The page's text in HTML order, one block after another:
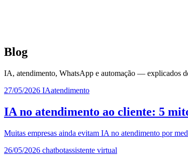
Blog
IA, atendimento, WhatsApp e automação — explicados
27/05/2026 IAatendimento
IA no atendimento ao cliente: 5
Muitas empresas ainda evitam IA no atendimento por
26/05/2026 chatbotassistente virtual